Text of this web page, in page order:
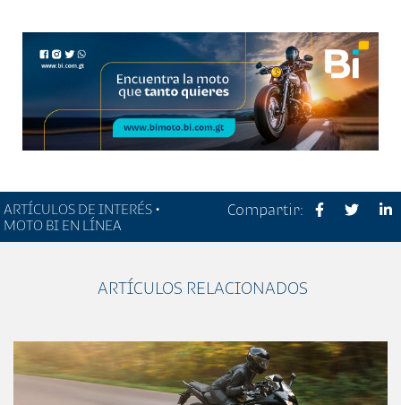
ARTÍCULOS DE INTERÉS •
MOTO BI EN LÍNEA
Compartir:
ARTÍCULOS RELACIONADOS